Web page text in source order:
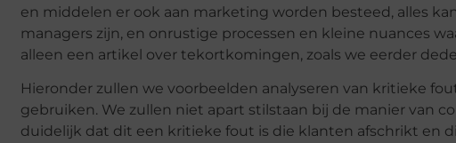
en middelen er ook aan marketing worden besteed, alles
managers zijn, en onrustige processen en kleine nuances
alleen een artikel over tekortkomingen, zoals we eerder
Hieronder zullen we voorbeelden analyseren van kritieke
gebruiken. We zullen niet apart stilstaan ​​bij de manier van
duidelijk dat dit een kritieke fout is die klanten afschrikt en